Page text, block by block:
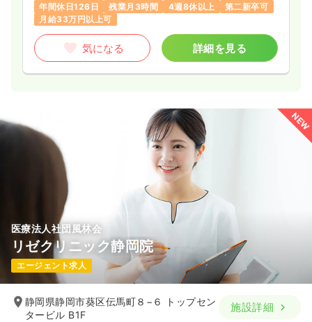
年間休日126日
残業月3時間 4週8休以上
第二新卒可
月給33万円以上可
気になる 詳細を見る
NEW
医療法人社団風林会
リゼクリニック静岡院
エージェント求人
静岡県静岡市葵区伝馬町８−６ トップセン
タービル B1F
施設詳細